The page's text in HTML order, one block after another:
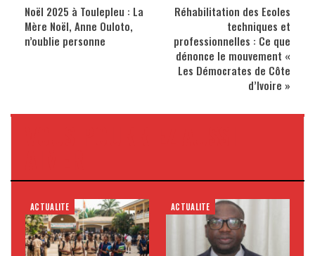
Noël 2025 à Toulepleu : La
Mère Noël, Anne Ouloto,
n’oublie personne
Réhabilitation des Ecoles
techniques et
professionnelles : Ce que
dénonce le mouvement «
Les Démocrates de Côte
d’Ivoire »
ACTUALITE ACTUALITE